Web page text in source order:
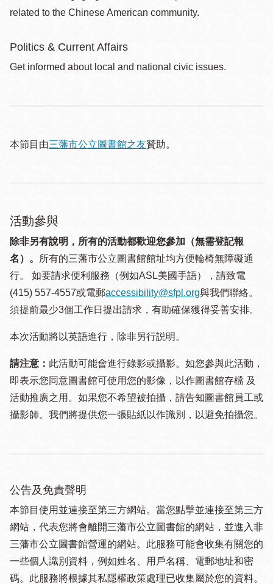
related to the Chinese American community.
Politics & Current Affairs
Get informed about local and national civic issues.
本節目由三藩市公立圖書館之友贊助。
活動參與
除非另有說明，所有的活動都歡迎您參加（無需登記報
名）。
所有的三藩市公立圖書館館址均方便輪椅無障礙通
行。 如要請求便利服務（例如ASL美國手語），請致電
(415) 557-4557或電郵accessibility@sfpl.org與我們聯絡。
須提 前最少3個工作日提出請求，有助確保獲得妥善安排。
本次活動將以英語進行，除非另行説明。
請注意： 此活動可能會進行錄影或攝影。如您參與此活動，
即表示您同意圖書館可使用您的影像，以作圖書館存檔 及
活動推廣之用。如果您不希望被拍攝，請告知圖書館員工或
攝影師。我們將提供您一張貼紙以作識別，以避免拍攝您。
公告及免責聲明
本節目使用並連接至第三方網站。當您點擊並連接至第三方
網站，代表您將會離開三藩市公立圖書館的網站，並進入非
三藩市公立圖書館營運的網站。此服務可能會收集有關您的
一些個人識別資料，例如姓名、用戶名稱、電郵地址和密
碼。此服務將根據其私隱權政策處理已收集屬於您的資料。